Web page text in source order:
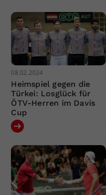
08.02.2024
Heimspiel gegen die
Türkei: Losglück für
ÖTV-Herren im Davis
Cup